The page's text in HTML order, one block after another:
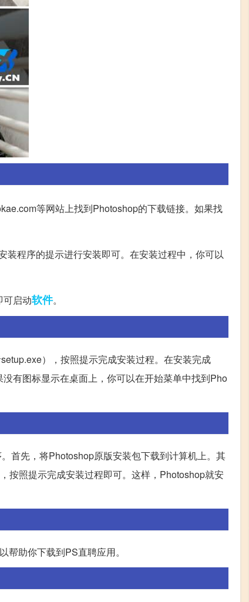
等网站上找到Photoshop的下载链接。如果找
装程序的提示进行安装即可。在安装过程中，你可以
可启动软件。
），按照提示完成安装过程。在安装完成
有图标显示在桌面上，你可以在开始菜单中找到Pho
首先，将Photoshop原版安装包下载到计算机上。其
按照提示完成安装过程即可。这样，Photoshop就安
助你下载到PS直聘应用。